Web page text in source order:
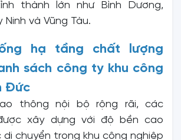
thành lớn như Bình Dương,
và Vũng Tàu.
hạ tầng chất lượng
sách công ty khu công
Đức
thông nội bộ rộng rãi, các
xây dựng với độ bền cao
chuyển trong khu công nghiệp